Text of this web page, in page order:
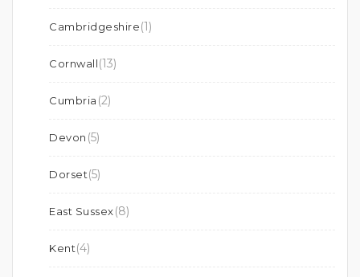
Cambridgeshire(1)
Cornwall(13)
Cumbria (2)
Devon (5)
Dorset(5)
East Sussex(8)
Kent(4)